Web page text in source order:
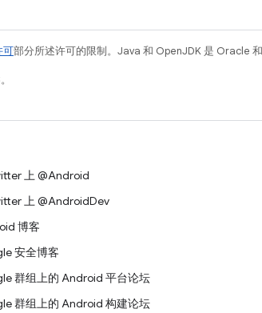
可部分所述许可的限制。Java 和 OpenJDK 是 Oracle
上 @Android
上 @AndroidDev
博客
安全博客
群组上的 Android 平台论坛
群组上的 Android 构建论坛